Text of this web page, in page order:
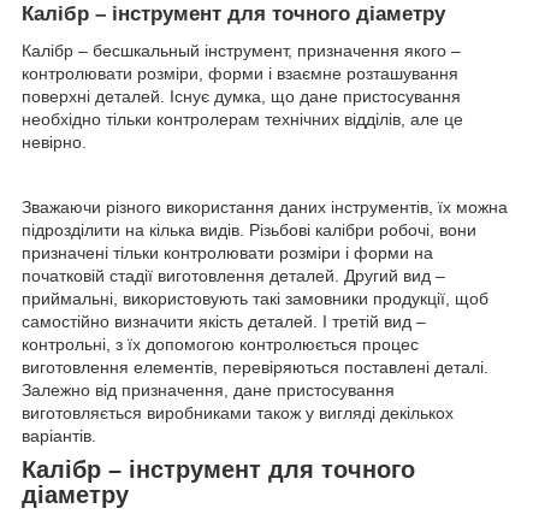
Калібр – інструмент для точного діаметру
Калібр – бесшкальный інструмент, призначення якого –
контролювати розміри, форми і взаємне розташування
поверхні деталей. Існує думка, що дане пристосування
необхідно тільки контролерам технічних відділів, але це
невірно.
Зважаючи різного використання даних інструментів, їх можна
підрозділити на кілька видів. Різьбові калібри робочі, вони
призначені тільки контролювати розміри і форми на
початковій стадії виготовлення деталей. Другий вид –
приймальні, використовують такі замовники продукції, щоб
самостійно визначити якість деталей. І третій вид –
контрольні, з їх допомогою контролюється процес
виготовлення елементів, перевіряються поставлені деталі.
Залежно від призначення, дане пристосування
виготовляється виробниками також у вигляді декількох
варіантів.
Калібр – інструмент для точного
діаметру